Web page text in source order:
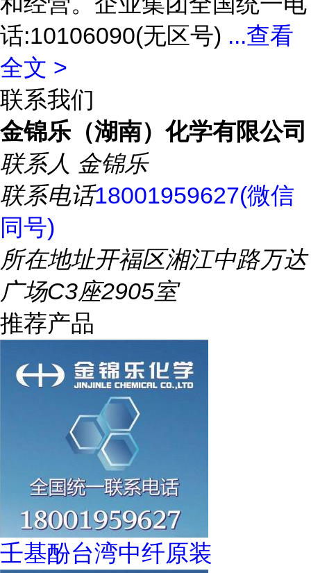
话:10106090(无区号) ...查看
全文 >
联系我们
金锦乐（湖南）化学有限公司
联系人 金锦乐
联系电话18001959627(微信
同号)
所在地址开福区湘江中路万达
广场C3座2905室
推荐产品
壬基酚台湾中纤原装